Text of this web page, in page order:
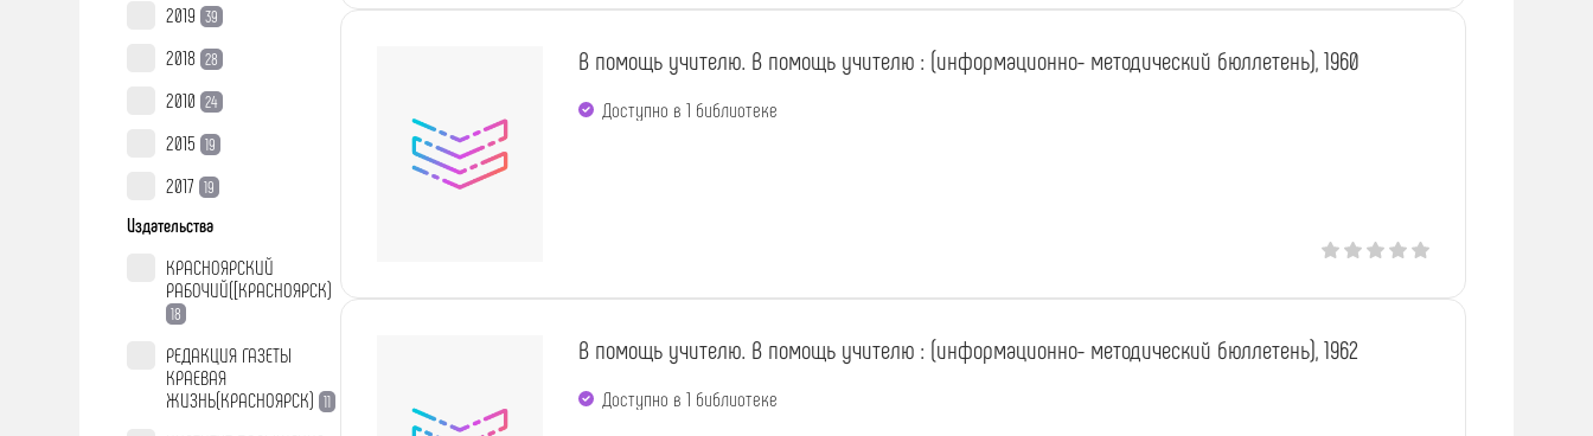
2019 39
2018 28
2010 24
2015 19
2017 19
Издательства
КРАСНОЯРСКИЙ
РАБОЧИЙ([КРАСНОЯРСК)
18
РЕДАКЦИЯ ГАЗЕТЫ
КРАЕВАЯ
ЖИЗНЬ(КРАСНОЯРСК) 11
В помощь учителю. В помощь учителю : (информационно- методический бюллетень), 1960
Доступно в 1 библиотекe
В помощь учителю. В помощь учителю : (информационно- методический бюллетень), 1962
Доступно в 1 библиотекe